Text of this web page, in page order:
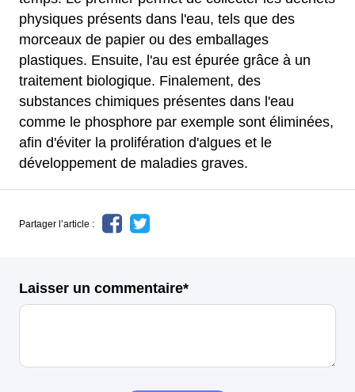
physiques présents dans l'eau, tels que des
morceaux de papier ou des emballages
plastiques. Ensuite, l'au est épurée grâce à un
traitement biologique. Finalement, des
substances chimiques présentes dans l'eau
comme le phosphore par exemple sont éliminées,
afin d'éviter la prolifération d'algues et le
développement de maladies graves.
Partager l’article :
Laisser un commentaire*